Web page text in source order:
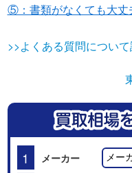
⑤：書類がなくても大
>>よくある質問につい
1 メーカー